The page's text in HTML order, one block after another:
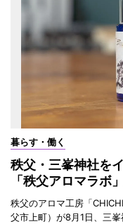
暮らす・働く
秩父・三峯神社を
「秩父アロマラボ
秩父のアロマ工房「
父市上町）が8月1日、三